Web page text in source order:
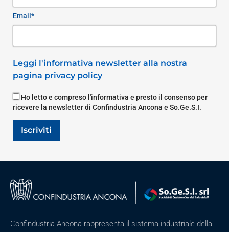
Email*
Leggi l'informativa newsletter alla nostra
pagina privacy policy
Ho letto e compreso l'informativa e presto il consenso per
ricevere la newsletter di Confindustria Ancona e So.Ge.S.I.
Iscriviti
Confindustria Ancona rappresenta il sistema industriale della